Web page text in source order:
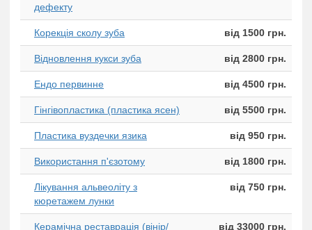
дефекту
Корекція сколу зуба від 1500 грн.
Відновлення кукси зуба від 2800 грн.
Ендо первинне від 4500 грн.
Гінгівопластика (пластика ясен) від 5500 грн.
Пластика вуздечки язика від 950 грн.
Використання п'єзотому від 1800 грн.
Лікування альвеоліту з
кюретажем лунки
від 750 грн.
Керамічна реставрація (вінір/
від 33000 грн.